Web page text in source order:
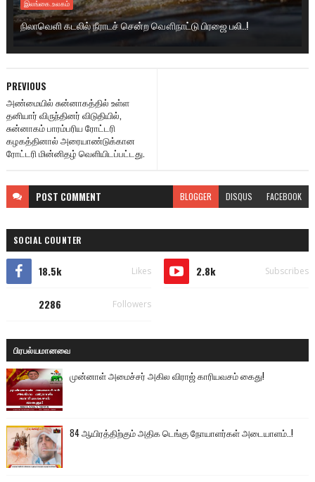
இலங்கை.உலகம்
நிலாவெளி கடலில் நீராடச் சென்ற வௌிநாட்டு பிரஜை பலி..!
PREVIOUS
அண்மையில் சுன்னாகத்தில் உள்ள
தனியார் விருந்தினர் விடுதியில்,
சுன்னாகம் பாரம்பரிய ரோட்டரி
கழகத்தினால் அரையாண்டுக்கான
ரோட்டரி மின்னிதழ் வெளியிடப்பட்டது.
POST COMMENT BLOGGER DISQUS FACEBOOK
SOCIAL COUNTER
18.5k Likes 2.8k Subscribes
2286 Followers
பிரபல்யமானவை
முன்னாள் அமைச்சர் அகில விராஜ் காரியவசம் கைது!
84 ஆயிரத்திற்கும் அதிக டெங்கு நோயாளர்கள் அடையாளம்..!